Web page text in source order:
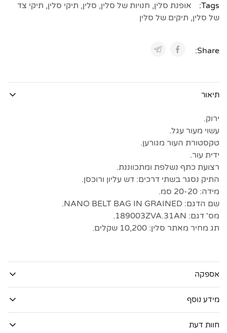
Tags:
אופנת סלין, חנויות של סלין, סלין, תיקי סלין, תיקי צד
של סלין, תיקים של סלין
Share:
תיאור
ירוק.
עשוי מעור עגל.
טקסטורת העור מגורען.
ידית עור.
רצועת כתף נשלפת ומתכווננת.
התיק נסגר בשתי דרכים: דש עליון ורוכסן.
מידה: 20-20 סמ.
שם הדגם: NANO BELT BAG IN GRAINED.
מס' דגם: 189003ZVA.31AN.
תג מחיר מאתר סלין: 10,200 שקלים.
אספקה
מידע נוסף
חוות דעת